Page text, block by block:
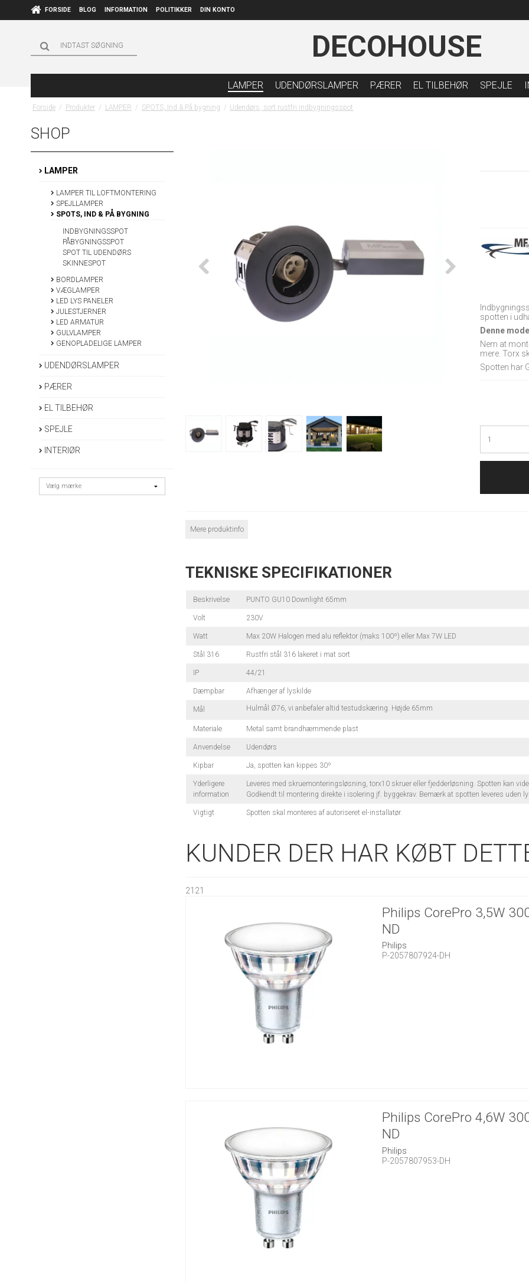
FORSIDE BLOG INFORMATION POLITIKKER DIN KONTO
DECOHOUSE
LAMPER UDENDØRSLAMPER PÆRER EL TILBEHØR SPEJLE
Forside / Produkter / LAMPER / SPOTS, Ind & På bygning / Udendørs, sort rustfri indbygningsspot
SHOP
LAMPER
LAMPER TIL LOFTMONTERING
SPEJLLAMPER
SPOTS, IND & PÅ BYGNING
INDBYGNINGS­SPOT
PÅBYGNINGSSPOT
SPOT TIL UDENDØRS
SKINNESPOT
BORDLAMPER
VÆGLAMPER
LED LYS PANELER
JULESTJERNER
LED ARMATUR
GULVLAMPER
GENOPLADELIGE LAMPER
UDENDØRSLAMPER
PÆRER
EL TILBEHØR
SPEJLE
INTERIØR
spotten i
Denne
Nem at
mere. Torx
Spotten har
Mere produktinfo
TEKNISKE SPECIFIKATIONER
Beskrivelse PUNTO GU10 Downlight 65mm
Volt 230V
Watt Max 20W Halogen med alu reflektor (maks 100º) eller Max 7W LED
Stål 316 Rustfri stål 316 lakeret i mat sort
IP 44/21
Dæmpbar Afhænger af lyskilde
Mål Hulmål Ø76, vi anbefaler altid testudskæring. Højde 65mm
Materiale Metal samt brandhæmmende plast
Anvendelse Udendørs
Kipbar Ja, spotten kan kippes 30º
Yderligere
information
Leveres med skruemonteringsløsning, torx10 skruer eller fjedderløsning. Spotten kan
Godkendt til montering direkte i isolering jf. byggekrav. Bemærk at spotten leveres uden
Vigtigt Spotten skal monteres af autoriseret el-installatør.
KUNDER DER HAR KØBT
2121
Philips CorePro 3,5W
ND
Philips
P-2057807924-DH
Philips CorePro 4,6W
ND
Philips
P-2057807953-DH